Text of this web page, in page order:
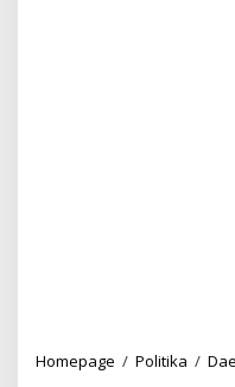
Homepage / Politika /